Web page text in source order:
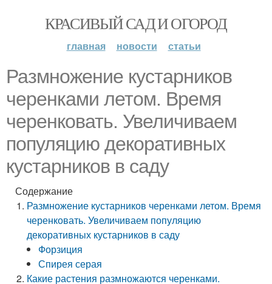
КРАСИВЫЙ САД И ОГОРОД
главная новости статьи
Размножение кустарников
черенками летом. Время
черенковать. Увеличиваем
популяцию декоративных
кустарников в саду
Содержание
Размножение кустарников черенками летом. Время
черенковать. Увеличиваем популяцию
декоративных кустарников в саду
Форзиция
Спирея серая
Какие растения размножаются черенками.